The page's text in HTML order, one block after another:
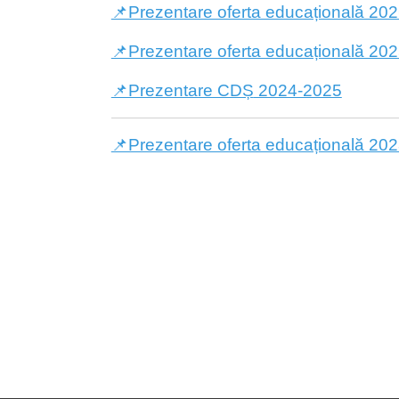
📌Prezentare oferta educațională
📌Prezentare oferta educațională
📌Prezentare CDȘ 2024-2025
📌Prezentare oferta educațională